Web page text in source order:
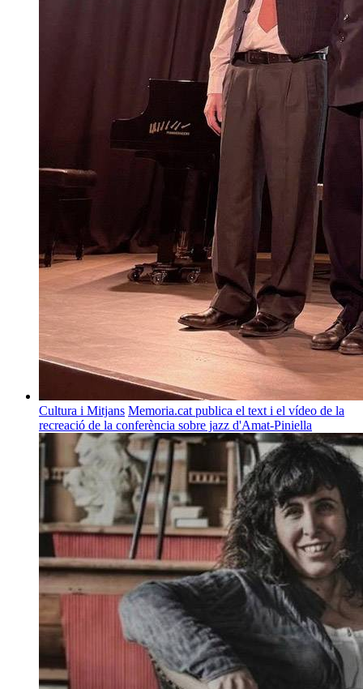
Cultura i Mitjans Memoria.cat publica el text i el vídeo de la
recreació de la conferència sobre jazz d'Amat-Piniella